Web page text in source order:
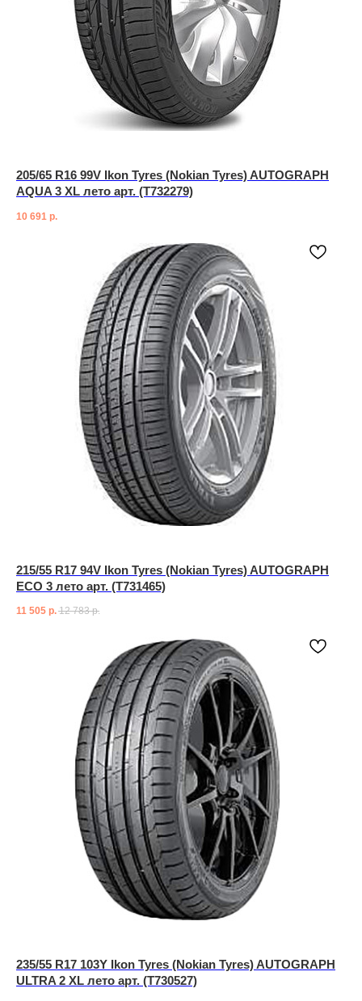
205/65 R16 99V Ikon Tyres (Nokian Tyres) AUTOGRAPH
AQUA 3 XL лето арт. (T732279)
10 691 р.
215/55 R17 94V Ikon Tyres (Nokian Tyres) AUTOGRAPH
ECO 3 лето арт. (T731465)
11 505 р. 12 783 р.
235/55 R17 103Y Ikon Tyres (Nokian Tyres) AUTOGRAPH
ULTRA 2 XL лето арт. (T730527)